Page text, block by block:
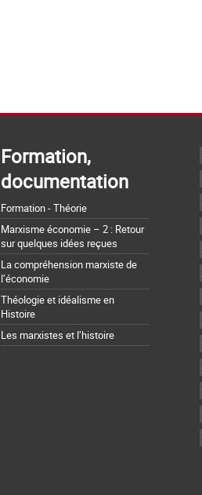
Formation,
documentation
Formation - Théorie
Marxisme économie – 2 : Retour
sur quelques idées reçues
La compréhension marxiste de
l’économie
Théologie et idéalisme en
Histoire
Les marxistes et l’histoire